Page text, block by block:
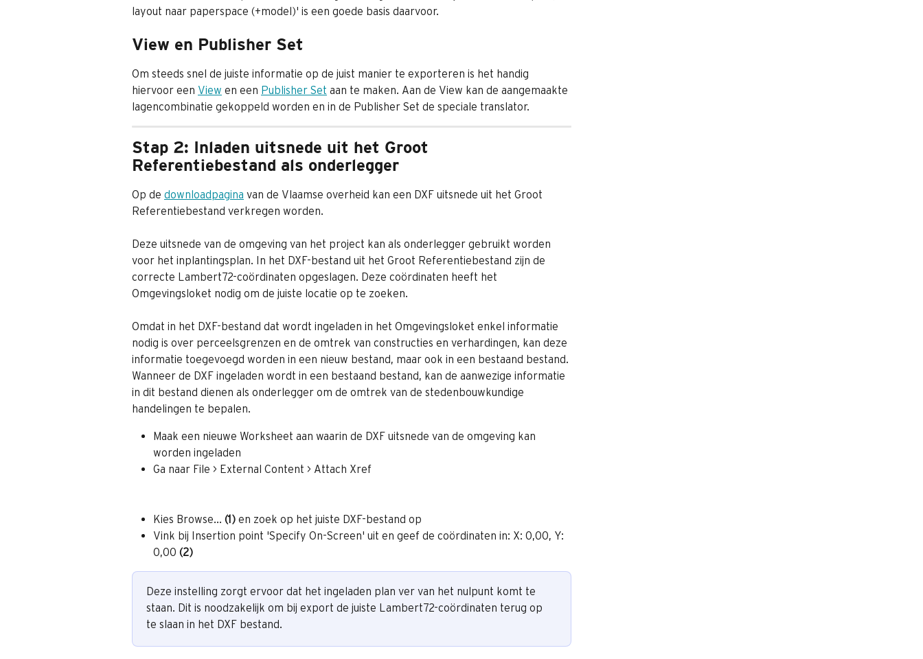
layout naar paperspace (+model)' is een goede basis daarvoor.
View en Publisher Set
Om steeds snel de juiste informatie op de juist manier te exporteren is het handig
hiervoor een View en een Publisher Set aan te maken. Aan de View kan de aangemaakte
lagencombinatie gekoppeld worden en in de Publisher Set de speciale translator.
Stap 2: Inladen uitsnede uit het Groot
Referentiebestand als onderlegger
Op de downloadpagina van de Vlaamse overheid kan een DXF uitsnede uit het Groot
Referentiebestand verkregen worden.
Deze uitsnede van de omgeving van het project kan als onderlegger gebruikt worden
voor het inplantingsplan. In het DXF-bestand uit het Groot Referentiebestand zijn de
correcte Lambert72-coördinaten opgeslagen. Deze coördinaten heeft het
Omgevingsloket nodig om de juiste locatie op te zoeken.
Omdat in het DXF-bestand dat wordt ingeladen in het Omgevingsloket enkel informatie
nodig is over perceelsgrenzen en de omtrek van constructies en verhardingen, kan deze
informatie toegevoegd worden in een nieuw bestand, maar ook in een bestaand bestand.
Wanneer de DXF ingeladen wordt in een bestaand bestand, kan de aanwezige informatie
in dit bestand dienen als onderlegger om de omtrek van de stedenbouwkundige
handelingen te bepalen.
Maak een nieuwe Worksheet aan waarin de DXF uitsnede van de omgeving kan
worden ingeladen
Ga naar File > External Content > Attach Xref
Kies Browse... (1) en zoek op het juiste DXF-bestand op
Vink bij Insertion point 'Specify On-Screen' uit en geef de coördinaten in: X: 0,00, Y:
0,00 (2)
Deze instelling zorgt ervoor dat het ingeladen plan ver van het nulpunt komt te
staan. Dit is noodzakelijk om bij export de juiste Lambert72-coördinaten terug op
te slaan in het DXF bestand.